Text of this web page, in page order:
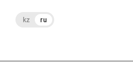
kz ru